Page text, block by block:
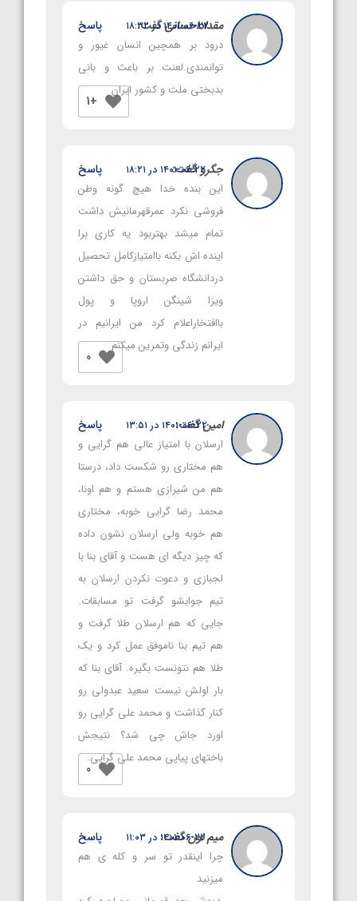
مقداداحسانیگفت:۱۴۰۱-۰۶-۲۲ در ۱۸:۳۲
درود بر همچین انسان غیور و
توانمندی.لعنت بر باعث و بانی
بدبختی ملت و کشور ایران
+1
پاسخ
جگروگفت:
۱۴۰۱-۰۶-۲۲ در ۱۸:۲۱
این بنده خدا هیچ گونه وطن
فروشی نکرد عمرقهرمانیش داشت
تمام میشد بهتربود یه کاری برا
اینده اش بکنه باامتیازکامل تحصیل
دردانشگاه صربستان و حق داشتن
ویزا شینگن اروپا و پول
باافتخاراعلام کرد من ایرانیم در
ایرانم زندگی وتمرین میکنم
0
پاسخ
امینگفت:
۱۴۰۱-۰۶-۲۲ در ۱۳:۵۱
ارسلان با امتیاز عالی هم گرایی و
هم مختاری رو شکست داد، درستا
هم من شیرازی هستم و هم اونا،
محمد رضا گرایی خوبه، مختاری
هم خوبه ولی ارسلان نشون داده
که چیز دیگه ای هست و آقای بنا با
لجبازی و دعوت نکردن ارسلان به
تیم جوابشو گرفت تو مسابقات.
جایی که هم ارسلان طلا گرفت و
هم تیم بنا ناموفق عمل کرد و یک
طلا هم نتونست بگیره. آقای بنا که
بار اولش نیست سعید عبدولی رو
کنار گذاشت و محمد علی گرایی رو
اورد جاش چی شد؟ نتیجش
باختهای پیاپی محمد علی گرایی.
0
پاسخ
میم نونگفت:
۱۴۰۱-۰۶-۲۲ در ۱۱:۰۳
چرا اینقدر تو سر و کله ی هم
میزنید
پاسخ